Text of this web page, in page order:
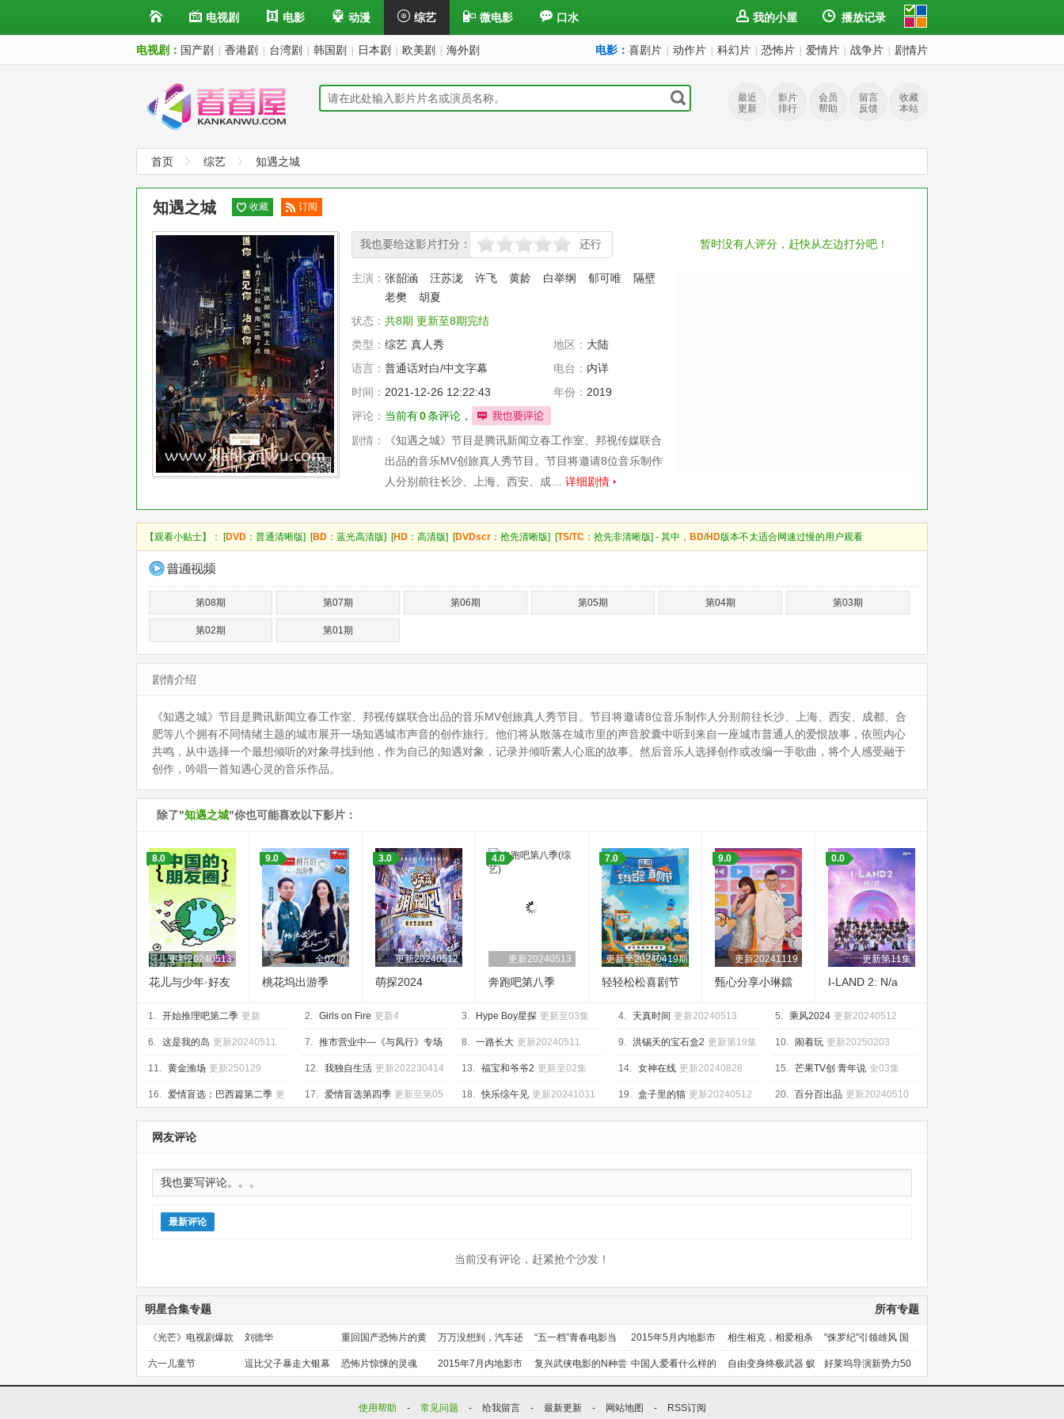
电视剧 电影 动漫 综艺 微电影 口水 我的小屋 播放记录
电视剧： 国产剧 香港剧 台湾剧 韩国剧 日本剧 欧美剧 海外剧 电影： 喜剧片 动作片 科幻片 恐怖片 爱情片 战争片 剧情片
最近
更新
影片
排行
会员
帮助
留言
反馈
收藏
本站
首页 综艺 知遇之城
暂时没有人评分，赶快从左边打分吧！
知遇之城 收藏
订阅
我也要给这影片打分：
很差较差 还行推荐 力荐 还行
主演： 张韶涵 汪苏泷 许飞 黄龄 白举纲 郁可唯
隔壁
老樊
胡夏
状态： 共8期 更新至8期完结
类型： 综艺 真人秀 地区： 大陆
语言： 普通话对白/中文字幕 电台： 内详
时间： 2021-12-26 12:22:43 年份： 2019
评论： 当前有0条评论，
剧情：
《知遇之城》节目是腾讯新闻立春工作室、邦视传媒联合
出品的音乐MV创旅真人秀节目。节目将邀请8位音乐制作
人分别前往长沙、上海、西安、成… 详细剧情
【观看小贴士】： [DVD ：普通清晰版] [BD ：蓝光高清版] [HD ：高清版] [DVDscr ：抢先清晰版] [TS/TC ：抢先非清晰版] - 其中， BD/HD版本不太适合网速过慢的用户观看
第08期 第07期 第06期 第05期 第04期 第03期
第02期 第01期
剧情介绍
《知遇之城》节目是腾讯新闻立春工作室、邦视传媒联合出品的音乐MV创旅真人秀节目。节目将邀请8位音乐制作人分别前往长沙、上海、西安、成都、合
肥等八个拥有不同情绪主题的城市展开一场知遇城市声音的创作旅行。他们将从散落在城市里的声音胶囊中听到来自一座城市普通人的爱恨故事，依照内心
共鸣，从中选择一个最想倾听的对象寻找到他，作为自己的知遇对象，记录并倾听素人心底的故事。然后音乐人选择创作或改编一手歌曲，将个人感受融于
创作，吟唱一首知遇心灵的音乐作品。
除了"知遇之城"你也可能喜欢以下影片：
更新20240513
8.0
花儿与少年·好友
全02期
9.0
桃花坞出游季
更新20240512
3.0
萌探2024
更新20240513
4.0
奔跑吧第八季
更新至20240419期
7.0
轻轻松松喜剧节
更新20241119
9.0
甄心分享小琳鐺
更新第11集
0.0
I-LAND 2: N/a
1. 开始推理吧第二季 更新
20250509
2. Girls on Fire 更新4 3. Hype Boy星探 更新至03集 4. 天真时间 更新20240513 5. 乘风2024 更新20240512
6. 这是我的岛 更新20240511 7. 推市营业中—《与凤行》专场
更新至20240411期
8. 一路长大 更新20240511 9. 洪锡天的宝石盒2 更新第19集 10. 闹着玩 更新20250203
11. 黄金渔场 更新250129 12. 我独自生活 更新202230414 13. 福宝和爷爷2 更新至02集 14. 女神在线 更新20240828 15. 芒果TV创 青年说 全03集
16. 爱情盲选：巴西篇第二季 更
新至第08集
17. 爱情盲选第四季 更新至第05
集
18. 快乐综午见 更新20241031 19. 盒子里的猫 更新20240512 20. 百分百出品 更新20240510
网友评论
最新评论
当前没有评论，赶紧抢个沙发！
所有专题
明星合集专题
《光芒》电视剧爆款
预定！
刘德华 重回国产恐怖片的黄
金时代
万万没想到，汽车还
能干这个？
“五一档”青春电影当
道
2015年5月内地影市
前瞻
相生相克，相爱相杀 "侏罗纪"引领雄风 国
产片下旬逆袭
六一儿童节 逗比父子暴走大银幕 恐怖片惊悚的灵魂 2015年7月内地影市
前瞻
复兴武侠电影的N种尝
试
中国人爱看什么样的
喜剧？
自由变身终极武器 蚁
人能力使用者大盘点
好莱坞导演新势力50
人上篇
使用帮助
- 常见问题 - 给我留言 - 最新更新 - 网站地图 - RSS订阅